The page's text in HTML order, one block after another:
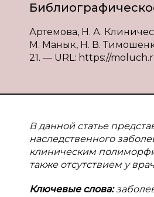
Артемова, Н. А.
М. Манык, Н. В.
21. — URL: https://
Вданной статье
наследственного
клиническим
также отсутствием у
Ключевые слова: